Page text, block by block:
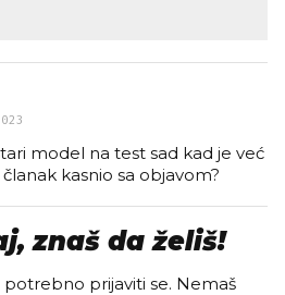
model na test sad kad je već
kasnio sa objavom?
znaš da želiš!
prijaviti se. Nemaš